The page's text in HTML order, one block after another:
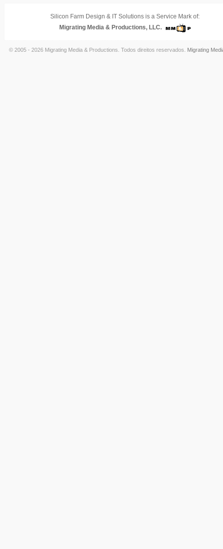
Silicon Farm Design & IT Solutions is a Service Mark of:
Migrating Media & Productions, LLC.
© 2005 - 2026 Migrating Media & Productions. Todos direitos reservados. Migrating